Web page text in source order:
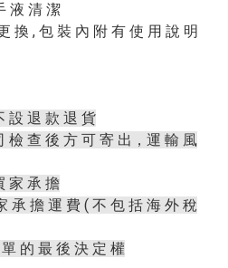
液 清 潔
換 , 包 裝 內 附 有 使 用 說 明
設 退 款 退 貨
檢 查 後 方 可 寄 出，運 輸 風
家 承 擔
承 擔 運 費 ( 不 包 括 海 外 稅
的 最 後 決 定 權